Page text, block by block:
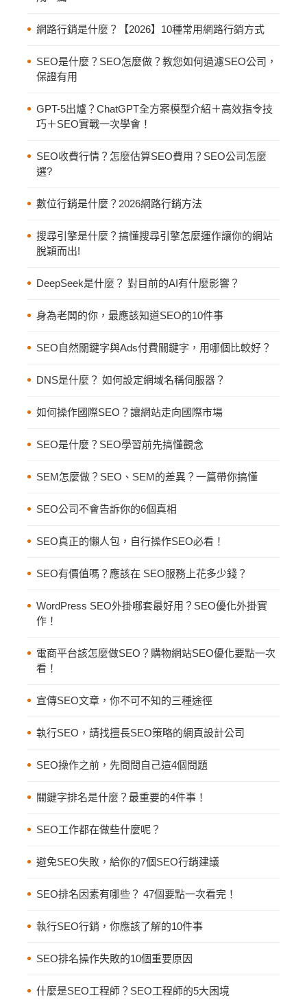
網路行銷是什麼？【2026】10種常用網路行銷方式
SEO是什麼？SEO怎麼做？教您如何過濾SEO公司，
保證有用
GPT-5出爐？ChatGPT全方案模型介紹＋高效指令技
巧＋SEO實戰一次學會！
SEO收費行情？怎麼估算SEO費用？SEO公司怎麼
選?
數位行銷是什麼？2026網路行銷方法
搜尋引擎是什麼？搞懂搜尋引擎怎麼運作讓你的網站
脫穎而出!
DeepSeek是什麼？ 對目前的AI有什麼影響？
身為老闆的你，最應該知道SEO的10件事
SEO自然關鍵字與Ads付費關鍵字，用哪個比較好？
DNS是什麼？ 如何設定網域名稱伺服器？
如何操作國際SEO？讓網站走向國際市場
SEO是什麼？SEO學習前先搞懂觀念
SEM怎麼做？SEO、SEM的差異？一篇帶你搞懂
SEO公司不會告訴你的6個真相
SEO真正的懶人包，自行操作SEO必看！
SEO有價值嗎？應該在 SEO服務上花多少錢？
WordPress SEO外掛哪套最好用？SEO優化外掛實
作！
電商平台該怎麼做SEO？購物網站SEO優化要點一次
看！
宣傳SEO文章，你不可不知的三種途徑
執行SEO，請找擅長SEO策略的網頁設計公司
SEO操作之前，先問問自己這4個問題
關鍵字排名是什麼？最重要的4件事！
SEO工作都在做些什麼呢？
避免SEO失敗，給你的7個SEO行銷建議
SEO排名因素有哪些？ 47個要點一次看完！
執行SEO行銷，你應該了解的10件事
SEO排名操作失敗的10個重要原因
什麼是SEO工程師？SEO工程師的5大困境